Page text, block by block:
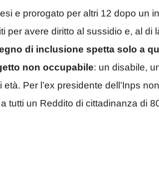
e prorogato per altri 12 dopo un
per avere diritto al sussidio e, al di
di inclusione spetta solo a
non occupabile: un disabile,
Per l’ex presidente dell’Inps
tutti un Reddito di cittadinanza di